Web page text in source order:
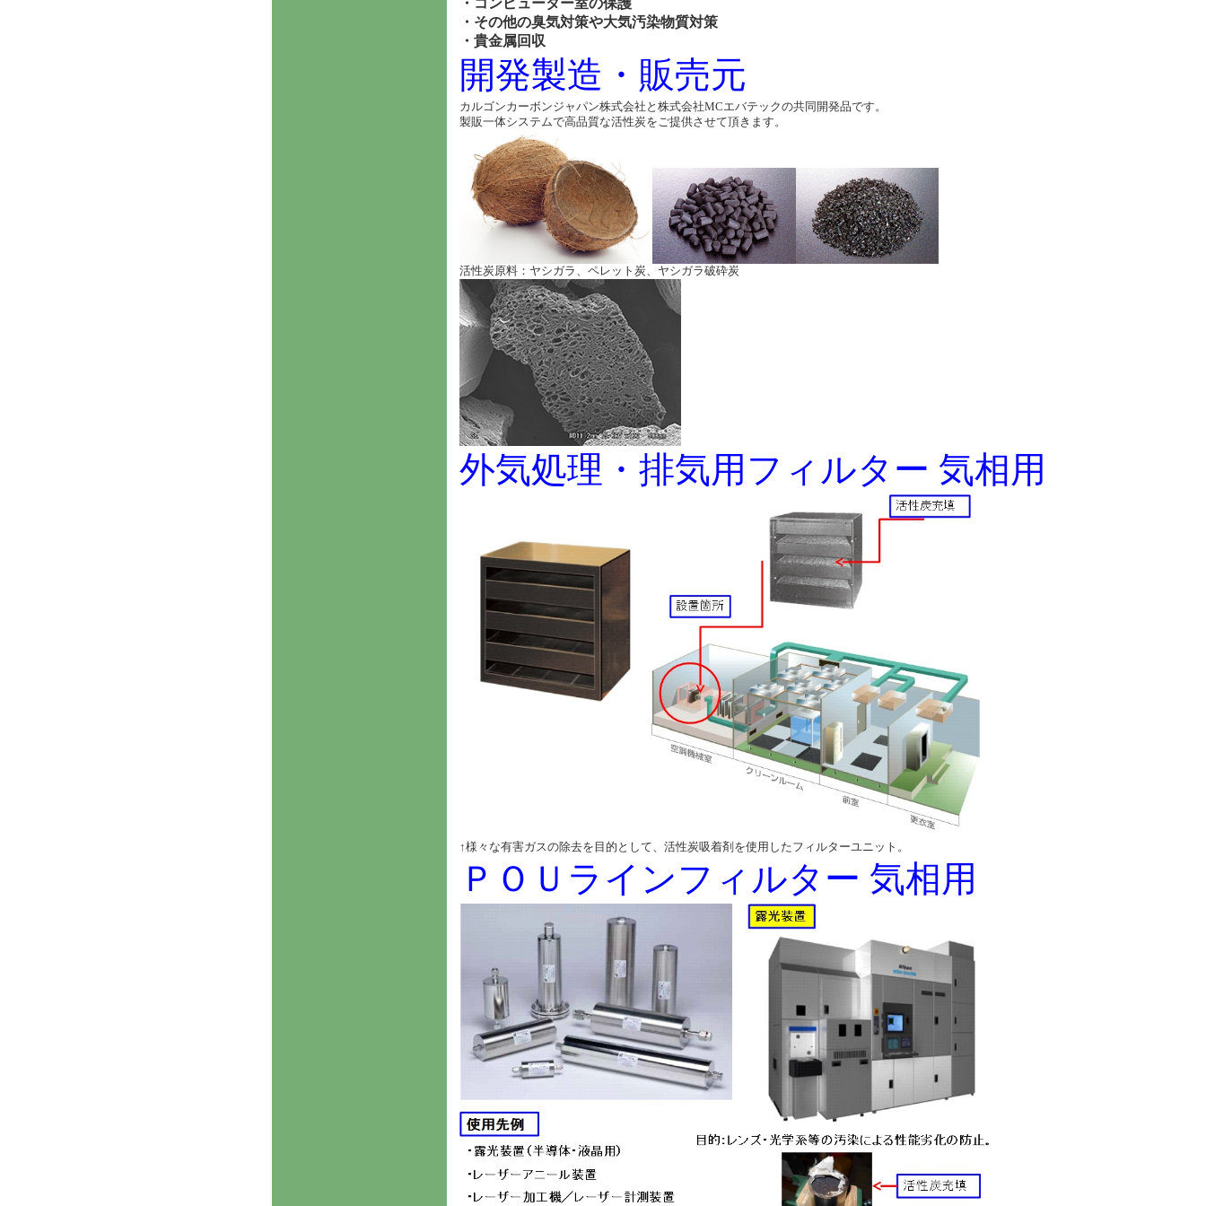
・コンピューター室の保護
・その他の臭気対策や大気汚染物質対策
・貴金属回収
開発製造・販売元
カルゴンカーボンジャパン株式会社と株式会社MCエバテックの共同開発品です。
製販一体システムで高品質な活性炭をご提供させて頂きます。
活性炭原料：ヤシガラ、ペレット炭、ヤシガラ破砕炭
外気処理・排気用フィルター 気相用
↑様々な有害ガスの除去を目的として、活性炭吸着剤を使用したフィルターユニット。
ＰＯＵラインフィルター 気相用